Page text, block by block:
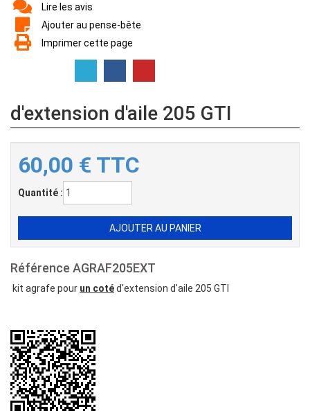
Lire les avis
Ajouter au pense-bête
Imprimer cette page
d'extension d'aile 205 GTI
60,00 € TTC
Quantité :
Référence AGRAF205EXT
kit agrafe pour un cotéd'extension d'aile 205 GTI